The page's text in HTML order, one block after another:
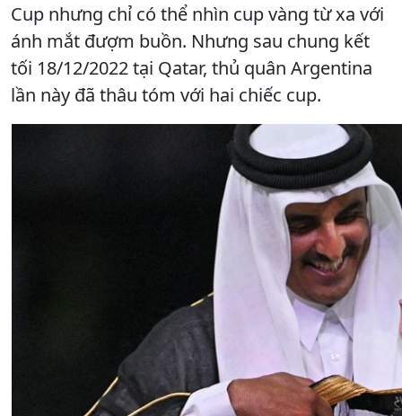
Cup nhưng chỉ có thể nhìn cup vàng từ xa với
ánh mắt đượm buồn. Nhưng sau chung kết
tối 18/12/2022 tại Qatar, thủ quân Argentina
lần này đã thâu tóm với hai chiếc cup.